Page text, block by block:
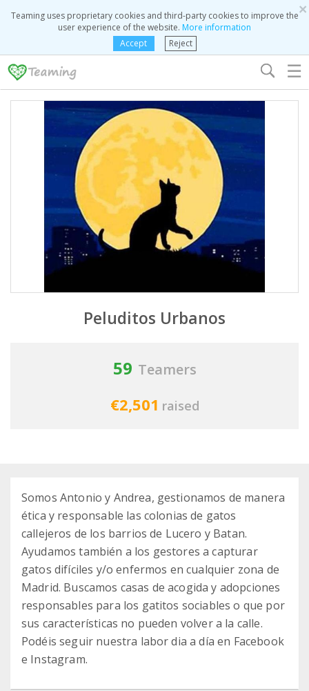
×
Teaming uses proprietary cookies and third-party cookies to improve the
user experience of the website. More information
Accept
Reject
☰
Peluditos Urbanos
59 Teamers
€2,501 raised
Somos Antonio y Andrea, gestionamos de manera
ética y responsable las colonias de gatos
callejeros de los barrios de Lucero y Batan.
Ayudamos también a los gestores a capturar
gatos difíciles y/o enfermos en cualquier zona de
Madrid. Buscamos casas de acogida y adopciones
responsables para los gatitos sociables o que por
sus características no pueden volver a la calle.
Podéis seguir nuestra labor dia a día en Facebook
e Instagram.